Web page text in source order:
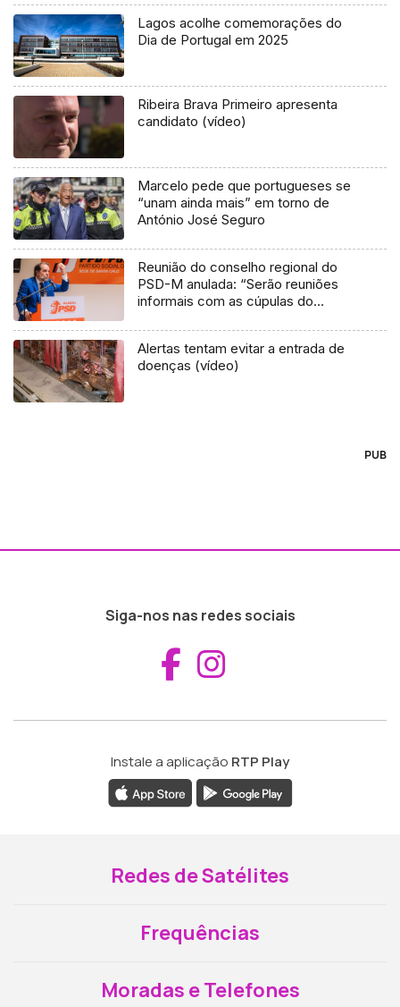
Lagos acolhe comemorações do
Dia de Portugal em 2025
Ribeira Brava Primeiro apresenta
candidato (vídeo)
Marcelo pede que portugueses se
“unam ainda mais” em torno de
António José Seguro
Reunião do conselho regional do
PSD-M anulada: “Serão reuniões
informais com as cúpulas do
Alertas tentam evitar a entrada de
doenças (vídeo)
PUB
Siga-nos nas redes sociais
Aceder ao
Instale a aplicação RTP Play
Redes de Satélites
Frequências
Moradas e Telefones